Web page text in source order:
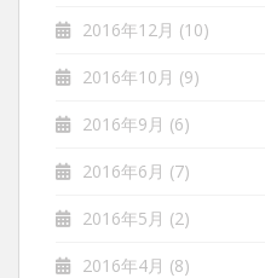
2016年12月 (10)
2016年10月 (9)
2016年9月 (6)
2016年6月 (7)
2016年5月 (2)
2016年4月 (8)